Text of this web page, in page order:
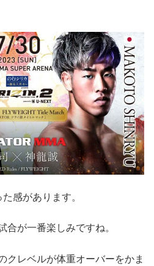
感があります。
合が一番楽しみですね。
クレベルが体重オーバーをかま